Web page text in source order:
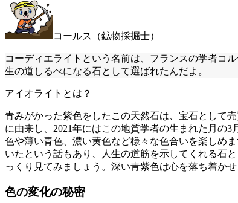
コールス（鉱物採掘士）
コーディエライトという名前は、フランスの学者コ
生の道しるべになる石として選ばれたんだよ。
アイオライトとは？
青みがかった紫色をしたこの天然石は、宝石として
に由来し、2021年にはこの地質学者の生まれた月の
色や薄い青色、濃い黄色など様々な色合いを楽しめ
いたという話もあり、人生の道筋を示してくれる石
っくり見てみましょう。深い青紫色は心を落ち着か
色の変化の秘密